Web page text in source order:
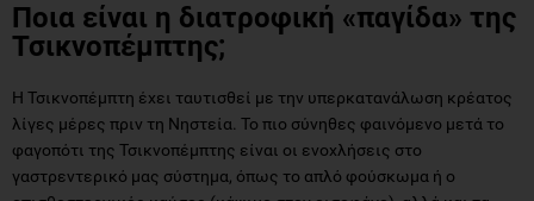
Ποια είναι η διατροφική «παγίδα» της
Τσικνοπέμπτης;
Η Τσικνοπέμπτη έχει ταυτισθεί με την υπερκατανάλωση κρέατος
λίγες μέρες πριν τη Νηστεία. Το πιο σύνηθες φαινόμενο μετά το
φαγοπότι της Τσικνοπέμπτης είναι οι ενοχλήσεις στο
γαστρεντερικό μας σύστημα, όπως το απλό φούσκωμα ή ο